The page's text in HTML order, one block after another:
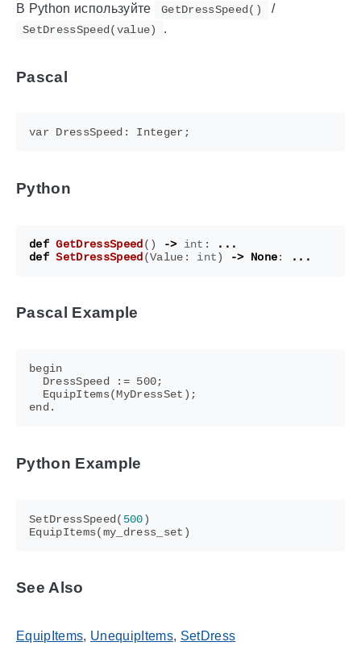
В Python используйте GetDressSpeed() /
SetDressSpeed(value) .
Pascal
Python
def GetDressSpeed () -> int :
...
def SetDressSpeed (Value : int) -> None: ...
Pascal Example
begin
  DressSpeed := 500;
  EquipItems(MyDressSet);
Python Example
SetDressSpeed ( 500)
EquipItems(my_dress_set )
See Also
EquipItems, UnequipItems, SetDress